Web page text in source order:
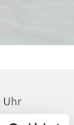
Uhr